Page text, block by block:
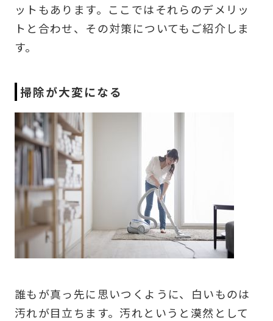
ットもあります。ここではそれらのデメリッ
トと合わせ、その対策についてもご紹介しま
す。
掃除が大変になる
誰もが真っ先に思いつくように、白いものは
汚れが目立ちます。汚れというと漠然として